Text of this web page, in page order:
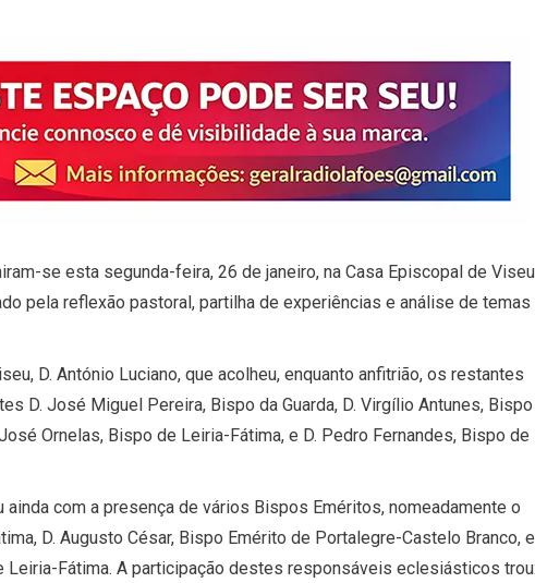
se esta segunda-feira, 26 de janeiro, na Casa Episcopal de
pela reflexão pastoral, partilha de experiências e análise de temas
D. António Luciano, que acolheu, enquanto anfitrião, os restantes
D. José Miguel Pereira, Bispo da Guarda, D. Virgílio Antunes, Bispo
Ornelas, Bispo de Leiria-Fátima, e D. Pedro Fernandes, Bispo de
com a presença de vários Bispos Eméritos, nomeadamente o
D. Augusto César, Bispo Emérito de Portalegre-Castelo Branco, e
Leiria-Fátima. A participação destes responsáveis eclesiásticos